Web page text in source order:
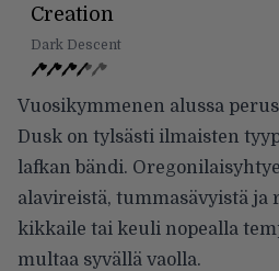
Creation
Dark Descent
Vuosikymmenen alussa
Dusk on tylsästi ilmaisten
lafkan bändi.
alavireistä, tummasävyistä ja
kikkaile tai keuli nopealla
multaa syvällä vaolla.